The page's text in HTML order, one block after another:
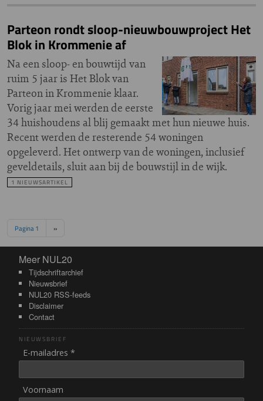
Parteon rondt sloop-nieuwbouwproject Het
Blok in Krommenie af
Na een sloop- en bouwtijd van
ruim 5 jaar is Het Blok van
Parteon in Krommenie klaar.
Vorig jaar mei werden de eerste
34 huishoudens al blij gemaakt met hun nieuwe huis.
Recent werden de resterende 54 woningen
opgeleverd. Het ontwerp van de woningen, inclusief
geveldetails, sluit aan bij de bouwstijl in de wijk.
1 NIEUWSARTIKEL
Paginering
Pagina 1 Volgende pagina
››
Meer NUL20
Meer NUL20
Tijdschriftarchief
Nieuwsbrief
NUL20 RSS-feeds
Disclaimer
Contact
NIEUWSBRIEF
E-mailadres *
Voornaam